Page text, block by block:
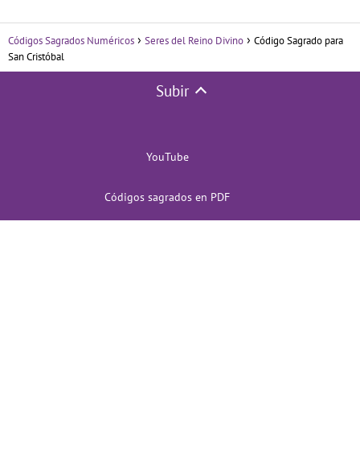
Códigos Sagrados Numéricos Seres del Reino Divino
Código Sagrado para
San Cristóbal
Subir
YouTube
Códigos sagrados en PDF